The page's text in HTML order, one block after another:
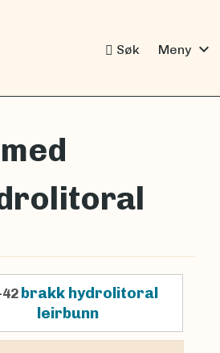
Søk Meny expand_more
brakk hydrolitoral
leirbunn